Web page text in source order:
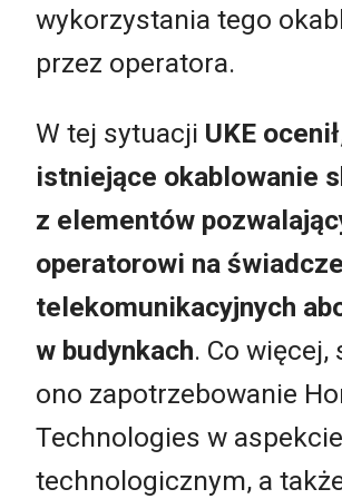
wykorzystania tego
przez operatora.
W tej sytuacji UKE
istniejące okablowanie
z elementów
operatorowi na
telekomunikacyjnych
w budynkach. Co więcej,
ono zapotrzebowanie
Technologies w aspekcie
technologicznym, a